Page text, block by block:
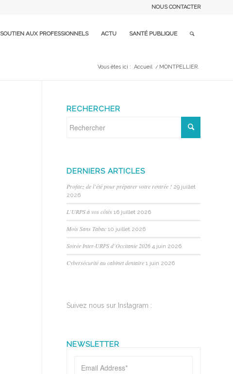
NOUS CONTACTER
SOUTIEN AUX PROFESSIONNELS ACTU SANTÉ PUBLIQUE
Vous êtes ici : Accueil / MONTPELLIER.
RECHERCHER
DERNIERS ARTICLES
Profitez de l’été pour préparer votre rentrée ! 29 juillet
2026
L’URPS à vos côtés 16 juillet 2026
Mois Sans Tabac 10 juillet 2026
Soirée Inter-URPS d’Occitanie 2026 4 juin 2026
Cybersécurité au cabinet dentaire 1 juin 2026
Suivez nous sur Instagram :
NEWSLETTER